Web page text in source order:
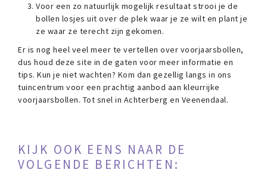
Voor een zo natuurlijk mogelijk resultaat strooi je de
bollen losjes uit over de plek waar je ze wilt en plant je
ze waar ze terecht zijn gekomen.
Er is nog heel veel meer te vertellen over voorjaarsbollen,
dus houd deze site in de gaten voor meer informatie en
tips. Kun je niet wachten? Kom dan gezellig langs in ons
tuincentrum voor een prachtig aanbod aan kleurrijke
voorjaarsbollen. Tot snel in Achterberg en Veenendaal.
KIJK OOK EENS NAAR DE
VOLGENDE BERICHTEN: